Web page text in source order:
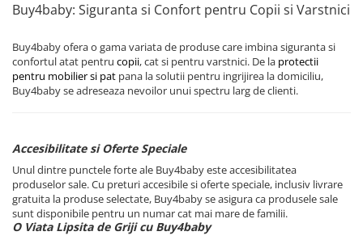
Buy4baby: Siguranta si Confort pentru Copii si Varstnici
Buy4baby ofera o gama variata de produse care imbina siguranta si
confortul atat pentru copii, cat si pentru varstnici. De la protectii
pentru mobilier si pat pana la solutii pentru ingrijirea la domiciliu,
Buy4baby se adreseaza nevoilor unui spectru larg de clienti.
Accesibilitate si Oferte Speciale
Unul dintre punctele forte ale Buy4baby este accesibilitatea
produselor sale. Cu preturi accesibile si oferte speciale, inclusiv livrare
gratuita la produse selectate, Buy4baby se asigura ca produsele sale
sunt disponibile pentru un numar cat mai mare de familii.
O Viata Lipsita de Griji cu Buy4baby